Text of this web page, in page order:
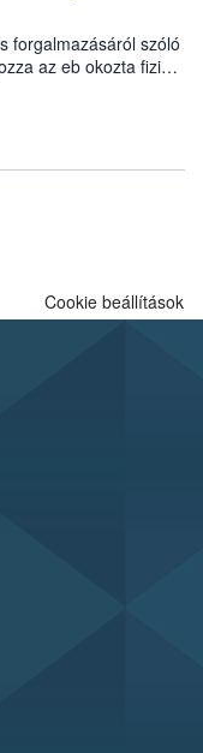
forgalmazásáról szóló
az eb okozta fizikai
felmerülő
eb tartását és annak
Cookie beállítások